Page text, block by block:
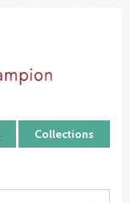
Collections